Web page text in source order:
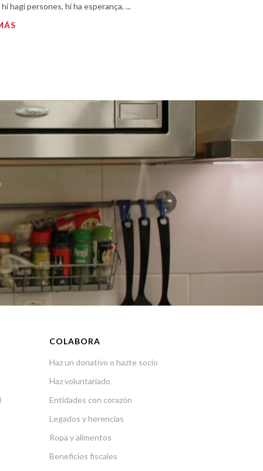
hagi persones, hi ha esperança. ...
COLABORA
Haz un donativo o hazte socio
Haz voluntariado
Entidades con corazón
Legados y herencias
Ropa y alimentos
Beneficios fiscales